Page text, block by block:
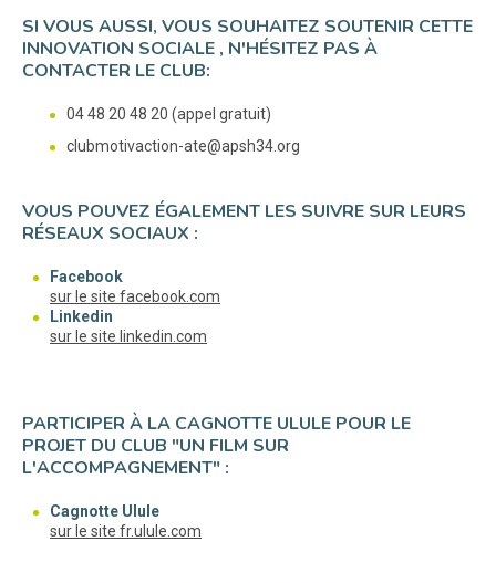
SI VOUS AUSSI, VOUS SOUHAITEZ SOUTENIR CETTE
INNOVATION SOCIALE , N'HÉSITEZ PAS À
CONTACTER LE CLUB:
04 48 20 48 20 (appel gratuit)
clubmotivaction-ate@apsh34.org
VOUS POUVEZ ÉGALEMENT LES SUIVRE SUR LEURS
RÉSEAUX SOCIAUX :
Facebook
sur le site facebook.com
Linkedin
sur le site linkedin.com
PARTICIPER À LA CAGNOTTE ULULE POUR LE
PROJET DU CLUB "UN FILM SUR
L'ACCOMPAGNEMENT" :
Cagnotte Ulule
sur le site fr.ulule.com